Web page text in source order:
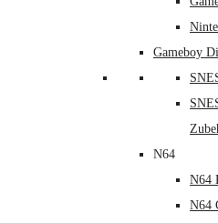
Gameboy
N64
N64
N64